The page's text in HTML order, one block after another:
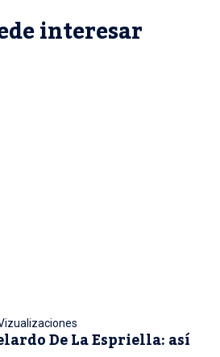
interesar
De La Espriella: así